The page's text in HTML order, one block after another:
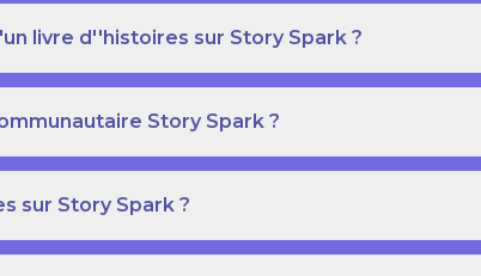
livre d''histoires sur Story Spark ?
Story Spark ?
sur Story Spark ?